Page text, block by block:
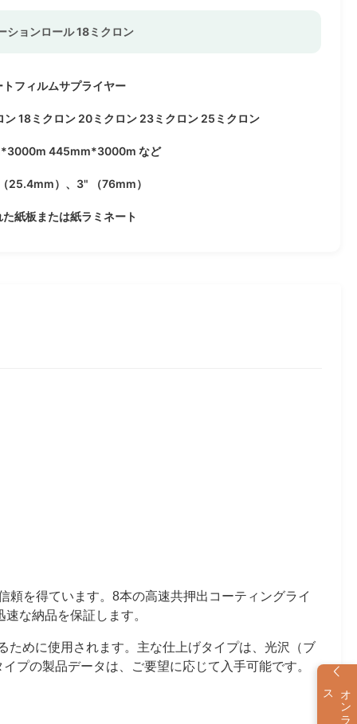
ス
ションロール 18ミクロン
トフィルムサプライヤー
ン 18ミクロン 20ミクロン 23ミクロン 25ミクロン
445mm*3000m など
25.4mm）、3" （76mm）
た紙板または紙ラミネート
を得ています。8本の高速共押出コーティングライ
な納品を保証します。
ために使用されます。主な仕上げタイプは、光沢（ブ
プの製品データは、ご要望に応じて入手可能です。